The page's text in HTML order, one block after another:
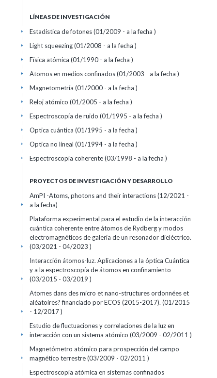
LÍNEAS DE INVESTIGACIÓN
Estadística de fotones (01/2009 - a la fecha )
+
Light squeezing (01/2008 - a la fecha )
+
Física atómica (01/1990 - a la fecha )
+
Atomos en medios confinados (01/2003 - a la fecha )
+
Magnetometría (01/2000 - a la fecha )
+
Reloj atómico (01/2005 - a la fecha )
+
Espectroscopía de ruido (01/1995 - a la fecha )
+
Optica cuántica (01/1995 - a la fecha )
+
Optica no lineal (01/1994 - a la fecha )
+
Espectroscopía coherente (03/1998 - a la fecha )
+
PROYECTOS DE INVESTIGACIÓN Y DESARROLLO
AmPI -Atoms, photons and their interactions (12/2021 -
a la fecha)
+
Plataforma experimental para el estudio de la interacción
cuántica coherente entre átomos de Rydberg y modos
electromagnéticos de galería de un resonador dieléctrico.
(03/2021 - 04/2023 )
+
Interacción átomos-luz. Aplicaciones a la óptica Cuántica
y a la espectroscopía de átomos en confinamiento
(03/2015 - 03/2019 )
+
Atomes dans des micro et nano-structures ordonnées et
aléatoires? financiado por ECOS (2015-2017). (01/2015
- 12/2017 )
+
Estudio de fluctuaciones y correlaciones de la luz en
interacción con un sistema atómico (03/2009 - 02/2011 )
+
Magnetómetro atómico para prospección del campo
magnético terrestre (03/2009 - 02/2011 )
+
Espectroscopía atómica en sistemas confinados